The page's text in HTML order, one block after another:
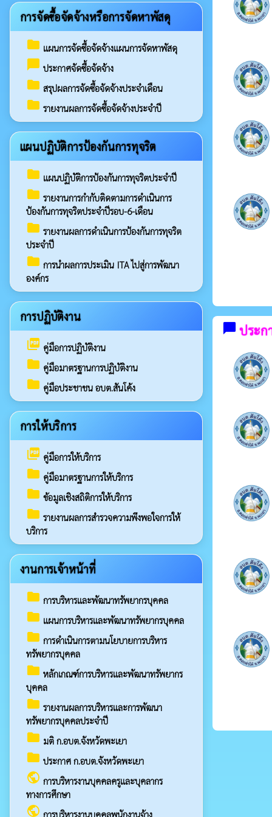
การจัดซื้อจัดจ้างหรือการจัดหาพัสดุ
folder แผนการจัดซื้อจัดจ้างแผนการจัดหาพัสดุ
chat_bubble ประกาศจัดซื้อจัดจ้าง
folder สรุปผลการจัดซื้อจัดจ้างประจำเดือน
folder รายงานผลการจัดซื้อจัดจ้างประจำปี
แผนปฏิบัติการป้องกันการทุจริต
folder แผนปฏิบัติการป้องกันการทุจริตประจำปี
folder รายงานการกำกับติดตามการดำเนินการ
ป้องกันการทุจริตประจำปีรอบ-6-เดือน
folder รายงานผลการดำเนินการป้องกันการทุจริต
ประจำปี
folder การนำผลการประเมิน ITA ไปสู่การพัฒนา
องค์กร
การปฏิบัติงาน
picture_as_pdf คู่มือการปฏิบัติงาน
folder คู่มือมาตรฐานการปฏิบัติงาน
folder คู่มือประชาชน อบต.สันโค้ง
การให้บริการ
picture_as_pdf คู่มือการให้บริการ
folder คู่มือมาตรฐานการให้บริการ
folder ข้อมูลเชิงสถิติการให้บริการ
folder รายงานผลการสำรวจความพึงพอใจการให้
บริการ
งานการเจ้าหน้าที่
folder การบริหารและพัฒนาทรัพยากรบุคคล
folder แผนการบริหารและพัฒนาทรัพยากรบุคคล
folder การดำเนินการตามนโยบายการบริหาร
ทรัพยากรบุคคล
folder หลักเกณฑ์การบริหารและพัฒนาทรัพยากร
บุคคล
folder รายงานผลการบริหารและการพัฒนา
ทรัพยากรบุคคลประจำปี
folder มติ ก.อบต.จังหวัดพะเยา
folder ประกาศ ก.อบต.จังหวัดพะเยา
public การบริหารงานบุคคลครูและบุคลากร
ทางการศึกษา
public การบริหารงานบุคคลพนักงานจ้าง
chat_bubble ประก